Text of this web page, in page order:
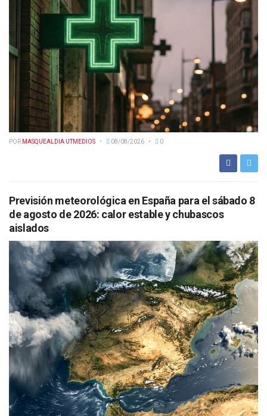
POR MASQUEALDIA UTMEDIOS 08/08/2026 0
Previsión meteorológica en España para el sábado 8
de agosto de 2026: calor estable y chubascos
aislados